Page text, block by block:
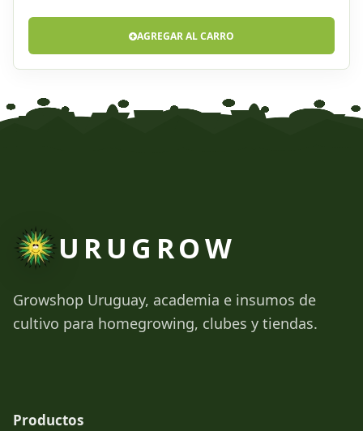
AGREGAR AL CARRO
URUGROW
Growshop Uruguay, academia e insumos de
cultivo para homegrowing, clubes y tiendas.
Productos